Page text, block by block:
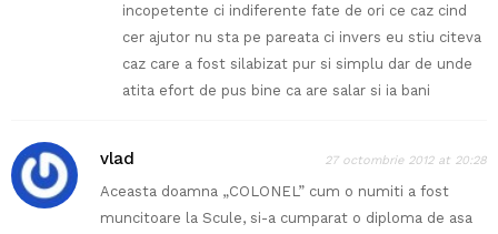
incopetente ci indiferente fate de ori ce caz cind
cer ajutor nu sta pe pareata ci invers eu stiu citeva
caz care a fost silabizat pur si simplu dar de unde
atita efort de pus bine ca are salar si ia bani
vlad 27 octombrie 2012 at 20:28
Aceasta doamna „COLONEL” cum o numiti a fost
muncitoare la Scule, si-a cumparat o diploma de asa